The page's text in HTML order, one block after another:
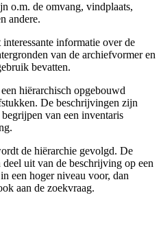
o.m. de omvang, vindplaats,
andere.
informatie over de
van de archiefvormer en
bevatten.
hiërarchisch opgebouwd
De beschrijvingen zijn
van een inventaris
de hiërarchie gevolgd. De
uit van de beschrijving op een
een hoger niveau voor, dan
aan de zoekvraag.